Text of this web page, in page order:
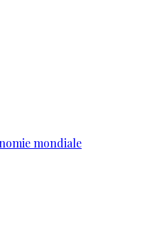
mondiale